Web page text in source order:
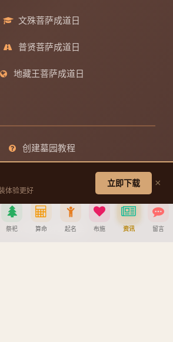
文殊菩萨成道日
普贤菩萨成道日
地藏王菩萨成道日
创建墓园教程
八字算命详细教程
体验更好
立即下载 ×
祭祀 算命 起名 布施 资讯 留言